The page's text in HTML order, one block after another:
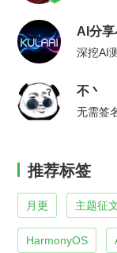
AI分
深挖AI
不丶
无需签
推荐标签
月更 主题征
HarmonyOS